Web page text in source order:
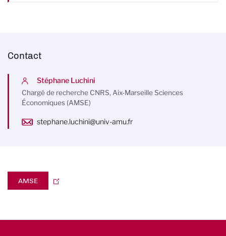
Contact
Stéphane Luchini
Chargé de recherche CNRS, Aix-Marseille Sciences
Économiques (AMSE)
stephane.luchini@univ-amu.fr
AMSE